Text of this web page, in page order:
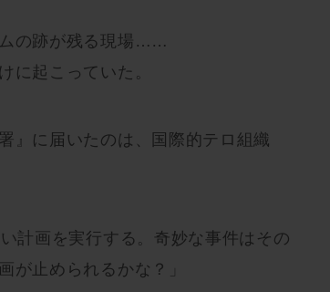
の跡が残る現場……
に起こっていた。
』に届いたのは、国際的テロ組織
計画を実行する。奇妙な事件はその
が止められるかな？」